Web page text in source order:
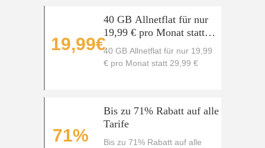
19,99€
40 GB Allnetflat für nur
19,99 € pro Monat statt
29,99 €
40 GB Allnetflat für nur 19,99
€ pro Monat statt 29,99 €
71%
Bis zu 71% Rabatt auf alle
Tarife
Bis zu 71% Rabatt auf alle